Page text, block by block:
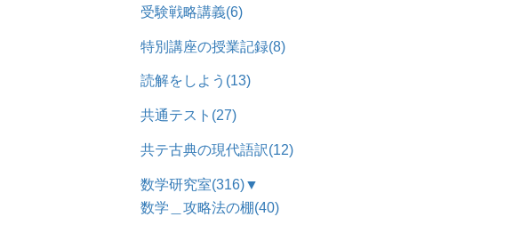
受験戦略講義(6)
特別講座の授業記録(8)
読解をしよう (13)
共通テスト (27)
共テ古典の現代語訳(12)
数学研究室(316)▼
数学＿攻略法の棚(40)